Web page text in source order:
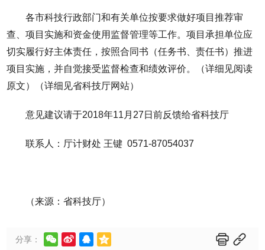
各市科技行政部门和有关单位按要求做好项目推荐审
查、项目实施和资金使用监督管理等工作。项目承担单位应
切实履行好主体责任，按照合同书（任务书、责任书）推进
项目实施，并自觉接受监督检查和绩效评价。（详细见阅读
原文）（详细见省科技厅网站）
意见建议请于2018年11月27日前反馈给省科技厅
联系人：厅计财处 王键 0571-87054037
（来源：省科技厅）
分享：      